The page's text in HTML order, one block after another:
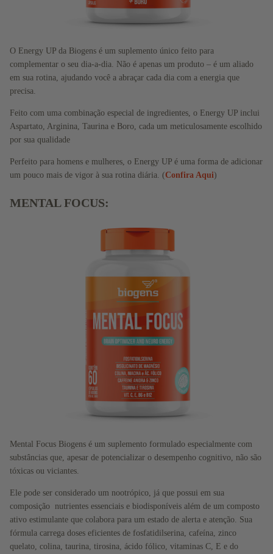
O Energy UP da Biogens é um suplemento único feito para
complementar o seu dia-a-dia. Não é apenas um produto – é um aliado
em sua rotina, ajudando você a abraçar cada dia com a energia que
precisa.
Feito com uma combinação especial de ingredientes, o Energy UP inclui
Aspartato, Arginina, Taurina e Boro, cada um meticulosamente escolhido
por sua qualidade
Perfeito para homens e mulheres, o Energy UP é uma forma de adicionar
um pouco mais de vigor à sua rotina diária. (Confira Aqui)
MENTAL FOCUS:
Mental Focus Biogens é um suplemento formulado especialmente com
substâncias que, apesar de potencializar o desempenho cognitivo, não são
tóxicas ou viciantes.
Ele pode ser considerado um nootrópico, já que possui em sua
composição nutrientes essenciais e biodisponíveis além de um composto
ativo estimulante que colabora para um estado de alerta e atenção. Sua
fórmula carrega doses eficientes de fosfatidilserina, cafeína, zinco
quelato, colina, taurina, tirosina, ácido fólico, vitaminas C, E e do